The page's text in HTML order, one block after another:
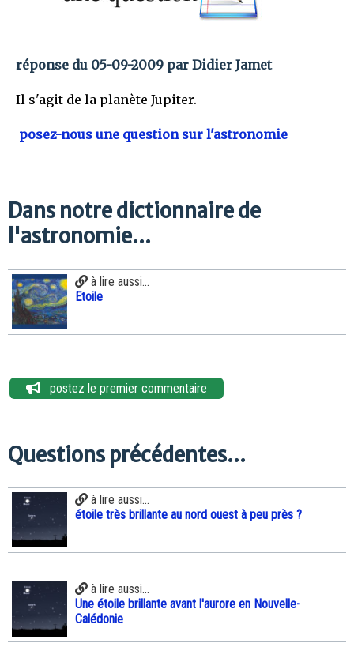
réponse du 05-09-2009 par Didier Jamet
Il s'agit de la planète Jupiter.
posez-nous une question sur l'astronomie
Dans notre dictionnaire de
l'astronomie...
à lire aussi...
Etoile
postez le premier commentaire
Questions précédentes...
à lire aussi...
étoile très brillante au nord ouest à peu près ?
à lire aussi...
Une étoile brillante avant l'aurore en Nouvelle-
Calédonie